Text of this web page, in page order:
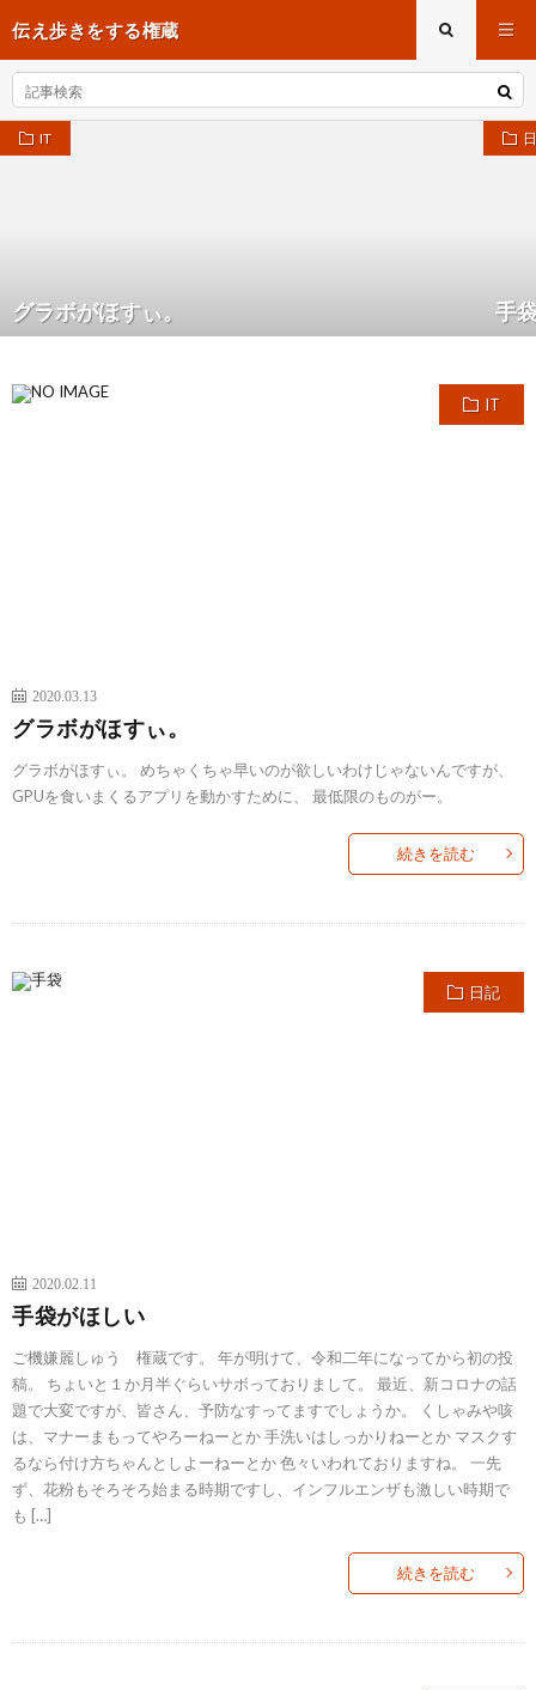
伝え歩きをする権蔵
IT
グラボがほすぃ。 手
IT
2020.03.13
グラボがほすぃ。
グラボがほすぃ。 めちゃくちゃ早いのが欲しいわけじゃないんですが、
GPUを食いまくるアプリを動かすために、 最低限のものがー。
続きを読む
日記
2020.02.11
手袋がほしい
ご機嫌麗しゅう 権蔵です。 年が明けて、令和二年になってから初の投
稿。 ちょいと１か月半ぐらいサボっておりまして。 最近、新コロナの話
題で大変ですが、皆さん、予防なすってますでしょうか。 くしゃみや咳
は、マナーまもってやろーねーとか 手洗いはしっかりねーとか マスクす
るなら付け方ちゃんとしよーねーとか 色々いわれておりますね。 一先
ず、花粉もそろそろ始まる時期ですし、インフルエンザも激しい時期で
も […]
続きを読む